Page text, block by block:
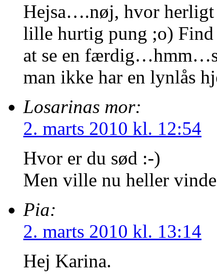
Hejsa….nøj, hvor herligt
lille hurtig pung ;o)
at se en
man ikke har en lynlås
Losarinas mor:
2. marts 2010 kl. 12:54
Hvor er du sød :-)
Men ville nu heller
Pia:
2. marts 2010 kl. 13:14
Hej Karina.